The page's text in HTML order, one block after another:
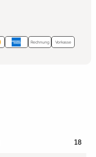
Rechnung Vorkasse
18